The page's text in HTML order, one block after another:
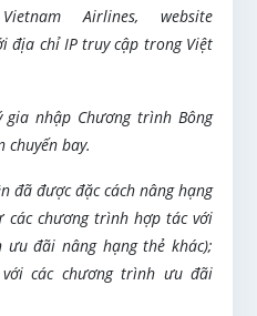
Airlines, website
địa chỉ IP truy cập trong Việt
gia nhập Chương trình Bông
chuyến bay.
đã được đặc cách nâng hạng
các chương trình hợp tác với
đãi nâng hạng thẻ khác);
các chương trình ưu đãi